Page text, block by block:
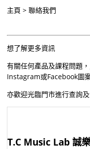
主頁 聯絡我們
想了解更多資訊
有關任何產品及課程問題
Instagram或Facebook圖
亦歡迎光臨門市進行查詢及
T.C Music Lab 誠